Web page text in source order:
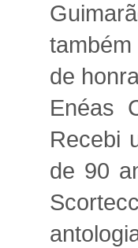
de
Enéas
Recebi
de 90